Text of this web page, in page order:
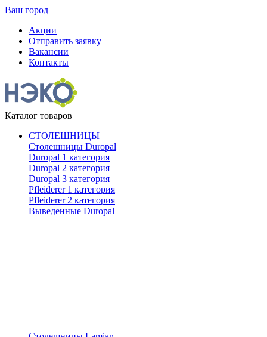
Ваш город
Акции
Отправить заявку
Вакансии
Контакты
Каталог товаров
СТОЛЕШНИЦЫ
Столешницы Duropal
Duropal 1 категория
Duropal 2 категория
Duropal 3 категория
Pfleiderer 1 категория
Pfleiderer 2 категория
Выведенные Duropal